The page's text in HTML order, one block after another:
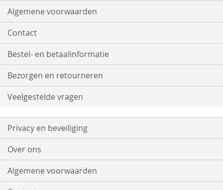
Algemene voorwaarden
Contact
Bestel- en betaalinformatie
Bezorgen en retourneren
Veelgestelde vragen
Privacy en beveiliging
Over ons
Algemene voorwaarden